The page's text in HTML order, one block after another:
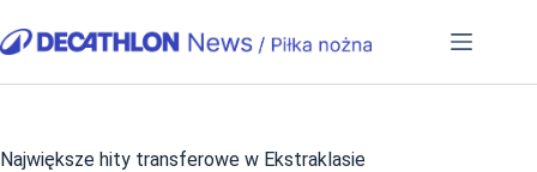
do
Największe hity transferowe w Ekstraklasie